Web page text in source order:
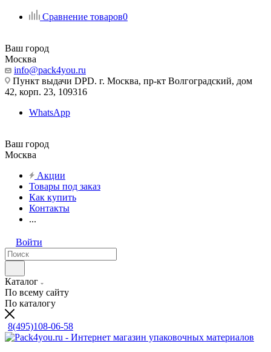
Сравнение товаров0
Ваш город
Москва
info@pack4you.ru
Пункт выдачи DPD. г. Москва, пр-кт Волгоградский, дом
42, корп. 23, 109316
WhatsApp
Ваш город
Москва
Акции
Товары под заказ
Как купить
Контакты
...
Войти
Каталог
По всему сайту
По каталогу
8(495)108-06-58